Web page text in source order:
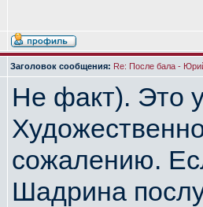
Заголовок сообщения: Re: После бала -
Не факт). Это
сожалению.
Шадрина